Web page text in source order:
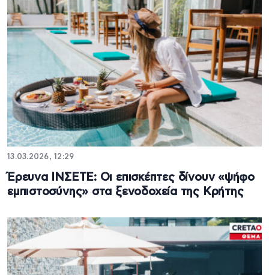
13.03.2026, 12:29
Έρευνα ΙΝΣΕΤΕ: Οι επισκέπτες δίνουν «ψήφο
εμπιστοσύνης» στα ξενοδοχεία της Κρήτης